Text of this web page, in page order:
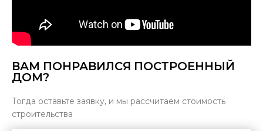
ВАМ ПОНРАВИЛСЯ ПОСТРОЕННЫЙ
ДОМ?
Тогда оставьте заявку, и мы рассчитаем стоимость
строительства